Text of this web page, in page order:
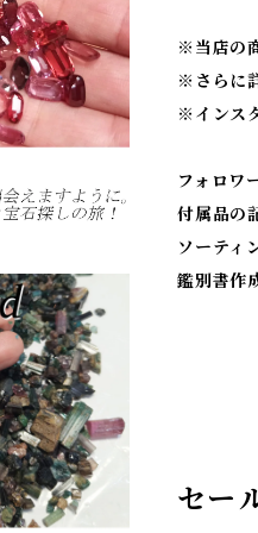
※当店の
※ さらに
※ インス
フォロワ
付属品の
ソーティ
鑑別書作
セー